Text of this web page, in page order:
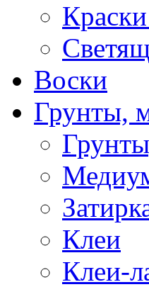
Воски
Грунты,
Клеи
Клеи-